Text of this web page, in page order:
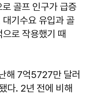
골프 인구가 급증
기수요 유입과 골
로 작용했기 때
해 7억5727만 달러
다. 2년 전에 비해